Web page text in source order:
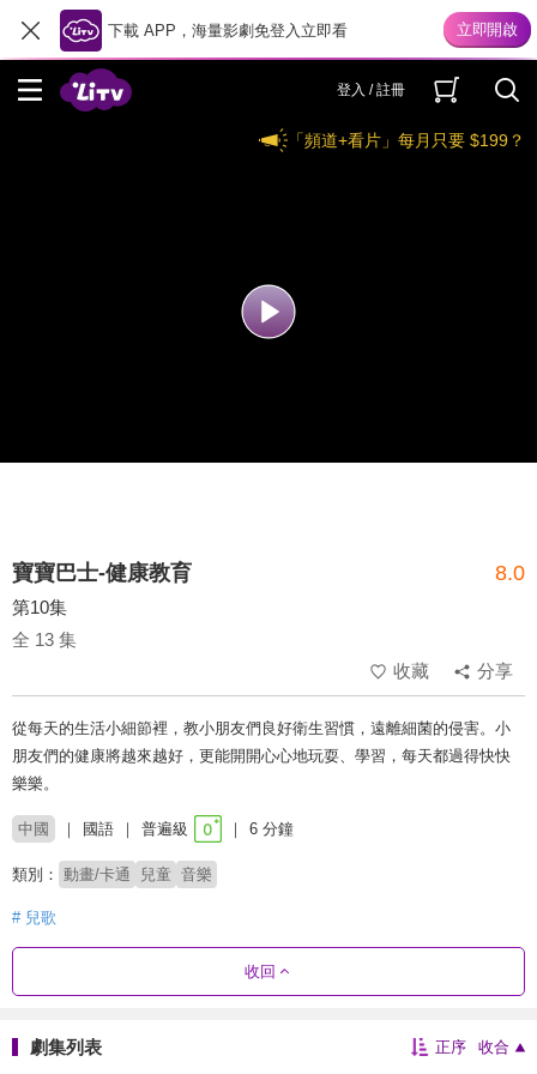
下載 APP，海量影劇免登入立即看
登入 / 註冊
「頻道+看片」每月只要 $199？
寶寶巴士-健康教育 8.0
第10集
全 13 集
收藏
分享
從每天的生活小細節裡，教小朋友們良好衛生習慣，遠離細菌的侵害。小
朋友們的健康將越來越好，更能開開心心地玩耍、學習，每天都過得快快
樂樂。
中國 國語 普遍級 6 分鐘
類別： 動畫/卡通 兒童 音樂
# 兒歌
收回
劇集列表 正序 收合